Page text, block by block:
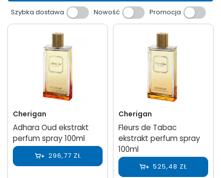
Szybka dostawa Nowość Promocja
Cherigan
Adhara Oud ekstrakt
perfum spray 100ml
296,77 ZŁ
Cherigan
Fleurs de Tabac
ekstrakt perfum spray
100ml
525,48 ZŁ